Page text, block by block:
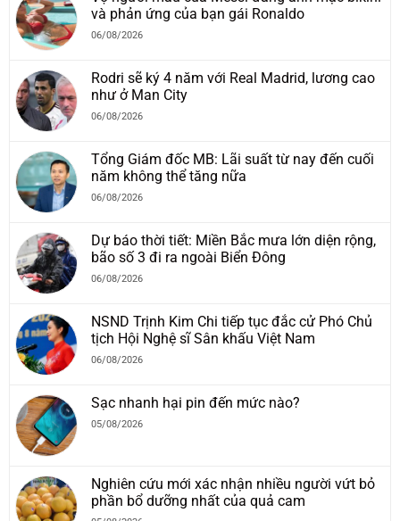
và phản ứng của bạn gái Ronaldo
06/08/2026
Rodri sẽ ký 4 năm với Real Madrid, lương cao
như ở Man City
06/08/2026
Tổng Giám đốc MB: Lãi suất từ nay đến cuối
năm không thể tăng nữa
06/08/2026
Dự báo thời tiết: Miền Bắc mưa lớn diện rộng,
bão số 3 đi ra ngoài Biển Đông
06/08/2026
NSND Trịnh Kim Chi tiếp tục đắc cử Phó Chủ
tịch Hội Nghệ sĩ Sân khấu Việt Nam
06/08/2026
Sạc nhanh hại pin đến mức nào?
05/08/2026
Nghiên cứu mới xác nhận nhiều người vứt bỏ
phần bổ dưỡng nhất của quả cam